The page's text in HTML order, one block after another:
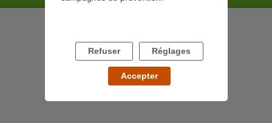
Refuser Réglages
Accepter